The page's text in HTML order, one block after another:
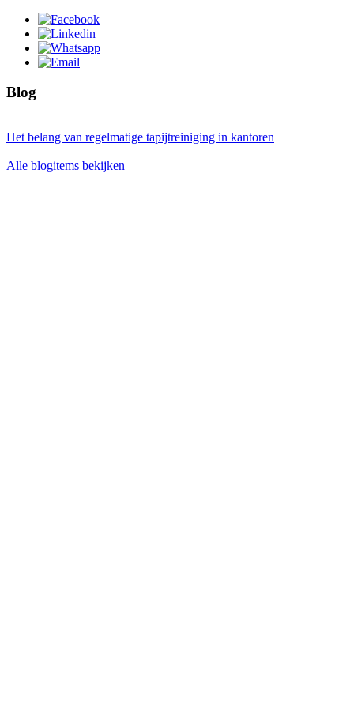
Blog
Het belang van regelmatige tapijtreiniging in kantoren
Alle blogitems bekijken